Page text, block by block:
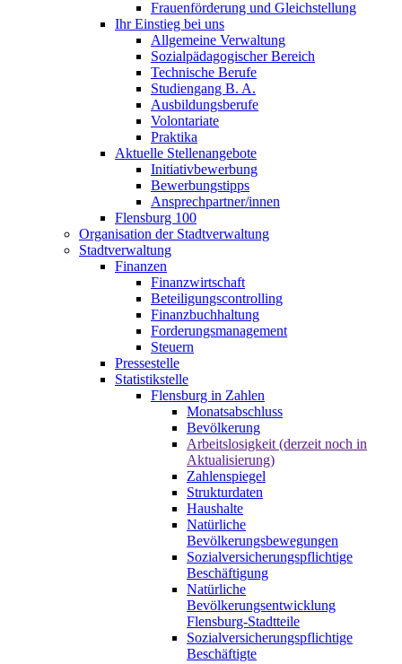
Frauenförderung und Gleichstellung
Ihr Einstieg bei uns
Allgemeine Verwaltung
Sozialpädagogischer Bereich
Technische Berufe
Studiengang B. A.
Ausbildungsberufe
Volontariate
Praktika
Aktuelle Stellenangebote
Initiativbewerbung
Bewerbungstipps
Ansprechpartner/innen
Flensburg 100
Organisation der Stadtverwaltung
Stadtverwaltung
Finanzen
Finanzwirtschaft
Beteiligungscontrolling
Finanzbuchhaltung
Forderungsmanagement
Steuern
Pressestelle
Statistikstelle
Flensburg in Zahlen
Monatsabschluss
Bevölkerung
Arbeitslosigkeit (derzeit noch in
Aktualisierung)
Zahlenspiegel
Strukturdaten
Haushalte
Natürliche
Bevölkerungsbewegungen
Sozialversicherungspflichtige
Beschäftigung
Natürliche
Bevölkerungsentwicklung
Flensburg-Stadtteile
Sozialversicherungspflichtige
Beschäftigte